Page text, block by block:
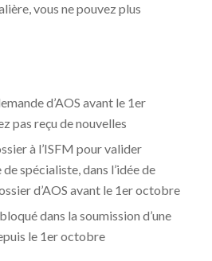
vous ne pouvez plus
d’AOS avant le 1er
pas reçu de nouvelles
à l’ISFM pour valider
spécialiste, dans l’idée de
d’AOS avant le 1er octobre
dans la soumission d’une
le 1er octobre